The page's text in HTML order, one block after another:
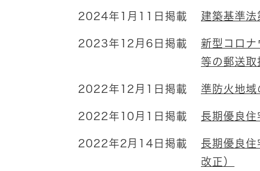
2024年1月11日掲載 建築基準
2023年12月6日掲載
新型コロ
等の郵送取
2022年12月1日掲載 準防火地域
2022年10月1日掲載 長期優良住
2022年2月14日掲載
長期優良
改正）